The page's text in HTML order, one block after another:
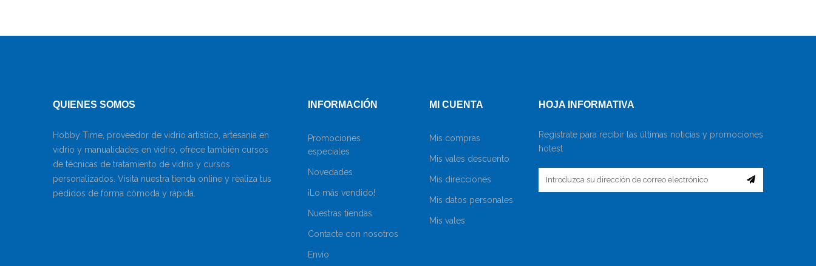
QUIENES SOMOS
Hobby Time, proveedor de vidrio artístico, artesanía en
vidrio y manualidades en vidrio, ofrece también cursos
de técnicas de tratamiento de vidrio y cursos
personalizados. Visita nuestra tienda online y realiza tus
pedidos de forma cómoda y rápida.
INFORMACIÓN
Promociones
especiales
Novedades
¡Lo más vendido!
Nuestras tiendas
Contacte con nosotros
Envío
MI CUENTA
Mis compras
Mis vales descuento
Mis direcciones
Mis datos personales
Mis vales
HOJA INFORMATIVA
Registrate para recibir las últimas noticias y promociones
hotest